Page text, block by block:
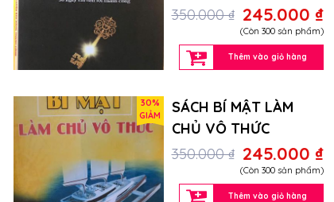
CÔNG
350.000 ₫ 245.000 ₫
(Còn 300 sản phẩm)
Thêm vào giỏ hàng
30%
GIẢM
SÁCH BÍ MẬT LÀM
CHỦ VÔ THỨC
350.000 ₫ 245.000 ₫
(Còn 300 sản phẩm)
Thêm vào giỏ hàng